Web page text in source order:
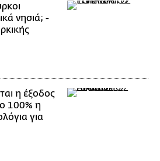
νησιά; -
η έξοδος
100% η
για